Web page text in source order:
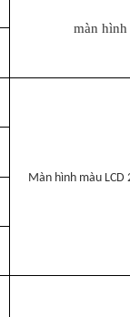
màn hình
Màn hình màu LCD